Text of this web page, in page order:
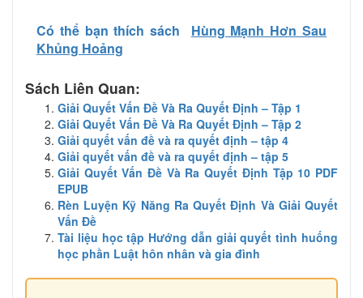
Có thể bạn thích sách
Hùng Mạnh Hơn Sau
Khủng Hoảng
Sách Liên Quan:
Giải Quyết Vấn Đề Và Ra Quyết Định – Tập 1
Giải Quyết Vấn Đề Và Ra Quyết Định – Tập 2
Giải quyết vấn đề và ra quyết định – tập 4
Giải quyết vấn đề và ra quyết định – tập 5
Giải Quyết Vấn Đề Và Ra Quyết Định Tập 10 PDF
EPUB
Rèn Luyện Kỹ Năng Ra Quyết Định Và Giải Quyết
Vấn Đề
Tài liệu học tập Hướng dẫn giải quyết tình huống
học phần Luật hôn nhân và gia đình